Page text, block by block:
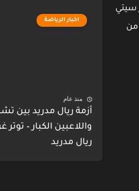
سيتي
من
اخبار الرياضة
منذ عام
أزمة ريال مدريد بين
واللاعبين الكبار –
ريال مدريد